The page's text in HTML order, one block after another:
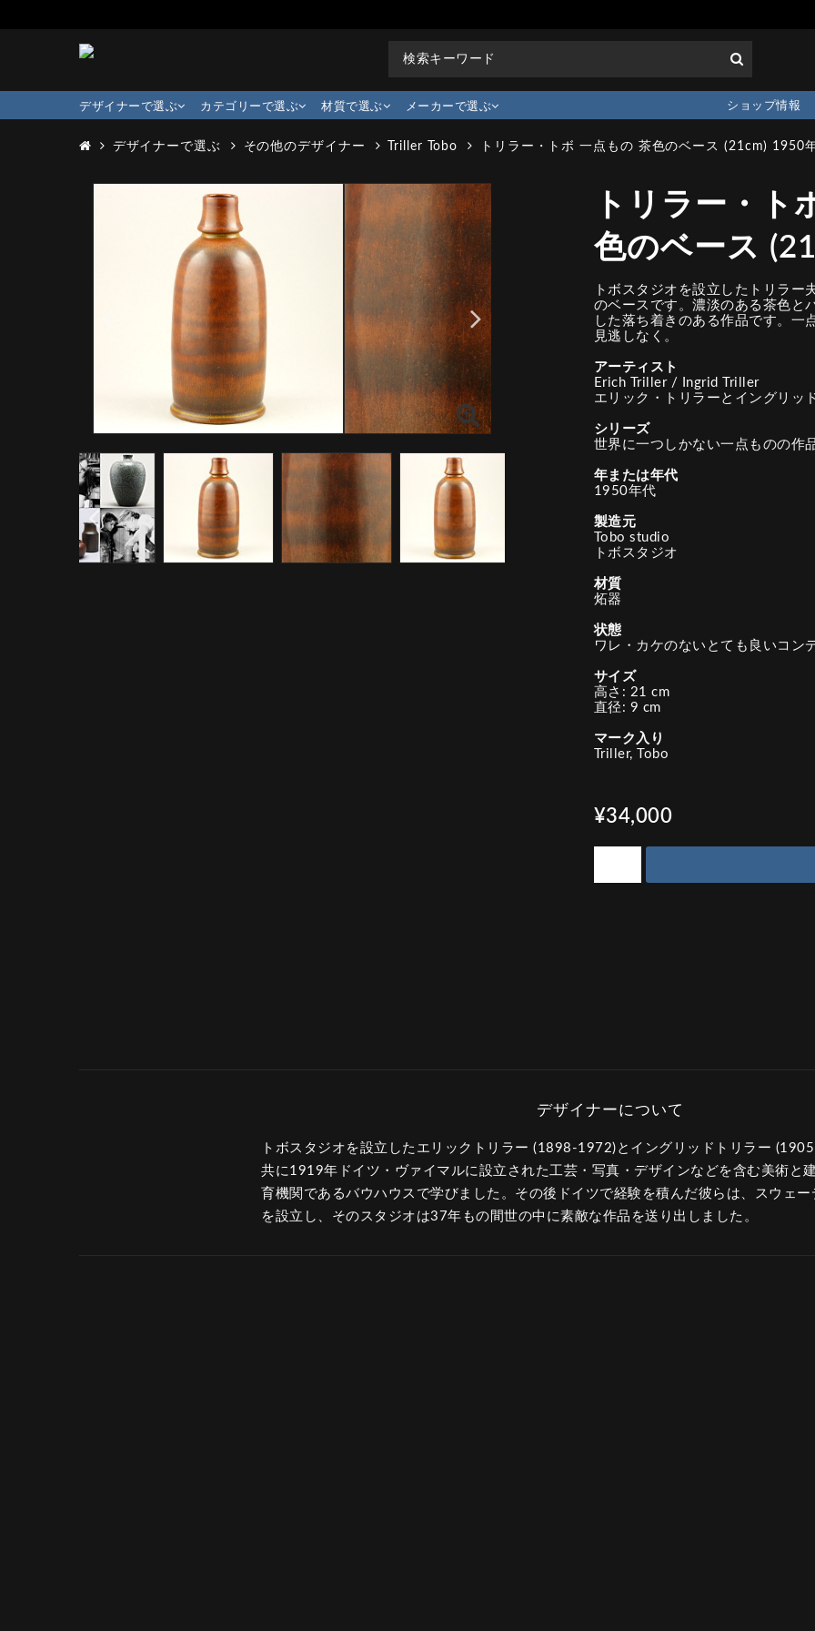
デザイナーで選ぶ カテゴリーで選ぶ 材質で選ぶ メーカーで選ぶ ショップ情報
デザイナーで選ぶ その他のデザイナー Triller Tobo トリラー・トボ 一点もの 茶色のベース (21cm) 1950
トリラー・ト
色のベース
トボスタジオを設立したトリラ
のベースです。濃淡のある茶色と
した落ち着きのある作品です。一
見逃しなく。
アーティスト
Erich Triller / Ingrid Triller
エリック・トリラーとイングリッ
シリーズ
世界に一つしかない一点ものの作
年または年代
1950年代
製造元
Tobo studio
トボスタジオ
材質
炻器
状態
ワレ・カケのないとても良いコン
サイズ
高さ: 21 cm
直径: 9 cm
マーク入り
Triller, Tobo
¥34,000
トボスタジオを設立したエリックトリラー (1898-1972)とイングリッドトリラー
共に1919年ドイツ・ヴァイマルに設立された工芸・写真・デザインなどを含む美術と
育機関であるバウハウスで学びました。その後ドイツで経験を積んだ彼らは、スウェ
を設立し、そのスタジオは37年もの間世の中に素敵な作品を送り出しました。